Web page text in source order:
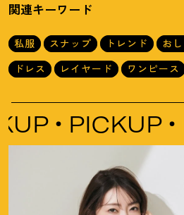
関連キーワード
私服 スナップ トレンド お
ドレス
レイヤード ワンピース
PICKUP